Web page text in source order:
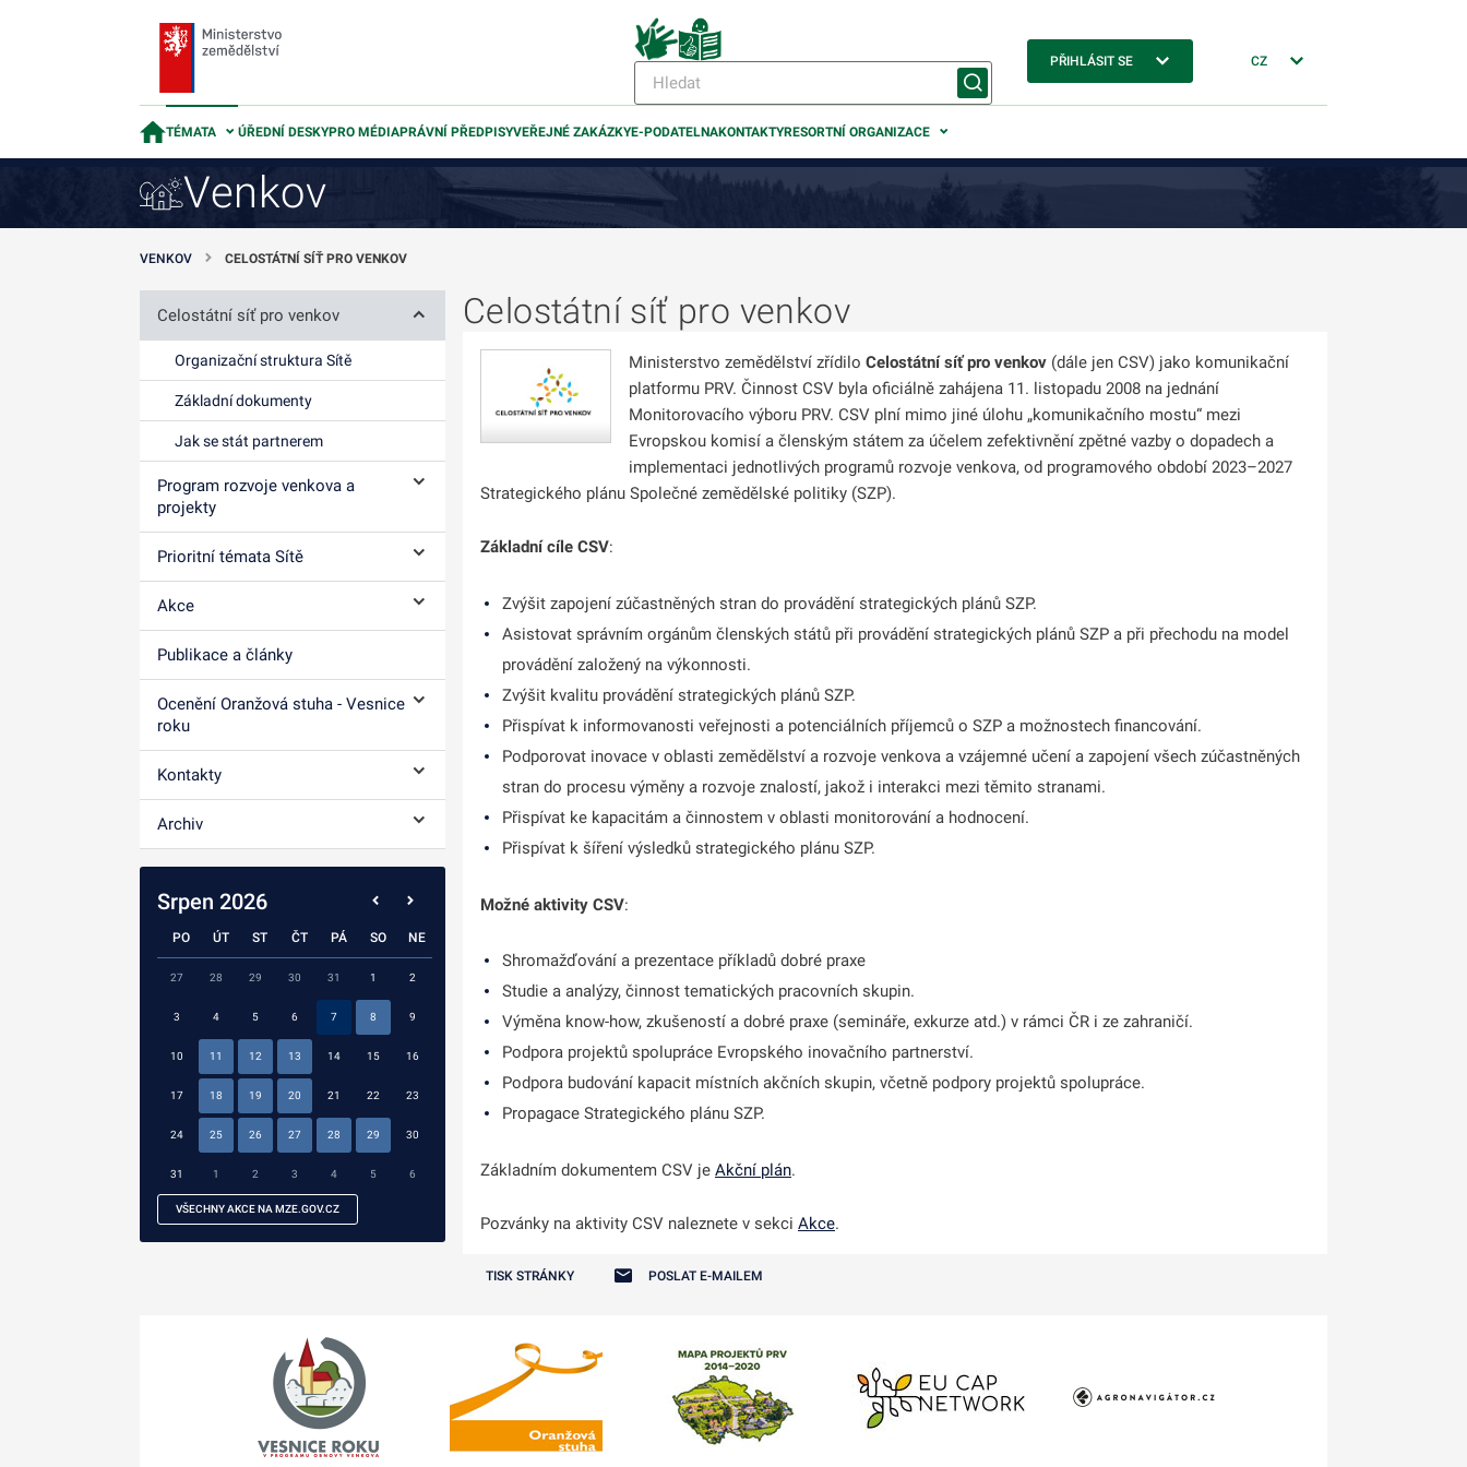
PŘIHLÁSIT SE CZ
TÉMATA ÚŘEDNÍ DESKYPRO MÉDIAPRÁVNÍ PŘEDPISYVEŘEJNÉ ZAKÁZKYE-PODATELNAKONTAKTYRESORTNÍ ORGANIZACE
Venkov
VENKOV CELOSTÁTNÍ SÍŤ PRO VENKOV
Celostátní síť pro venkov Ovládání podmenu
Organizační struktura Sítě
Základní dokumenty
Jak se stát partnerem
Program rozvoje venkova a
projekty
Ovládání podmenu
Prioritní témata Sítě
Akce Ovládání podmenu
Publikace a články
Ocenění Oranžová stuha - Vesnice
roku
Kontakty Ovládání podmenu
Archiv
Celostátní síť pro venkov
Ministerstvo zemědělství zřídilo Celostátní síť pro venkov (dále jen CSV) jako komunikační
platformu PRV. Činnost CSV byla oficiálně zahájena 11. listopadu 2008 na jednání
Monitorovacího výboru PRV. CSV plní mimo jiné úlohu „komunikačního mostu“ mezi
Evropskou komisí a členským státem za účelem zefektivnění zpětné vazby o dopadech a
implementaci jednotlivých programů rozvoje venkova, od programového období 2023–2027
Strategického plánu Společné zemědělské politiky (SZP).
Základní cíle CSV:
Zvýšit zapojení zúčastněných stran do provádění strategických plánů SZP.
Asistovat správním orgánům členských států při provádění strategických plánů SZP a při přechodu na model
provádění založený na výkonnosti.
Zvýšit kvalitu provádění strategických plánů SZP.
Přispívat k informovanosti veřejnosti a potenciálních příjemců o SZP a možnostech financování.
Podporovat inovace v oblasti zemědělství a rozvoje venkova a vzájemné učení a zapojení všech zúčastněných
stran do procesu výměny a rozvoje znalostí, jakož i interakci mezi těmito stranami.
Přispívat ke kapacitám a činnostem v oblasti monitorování a hodnocení.
Přispívat k šíření výsledků strategického plánu SZP.
Možné aktivity CSV:
Shromažďování a prezentace příkladů dobré praxe
Studie a analýzy, činnost tematických pracovních skupin.
Výměna know-how, zkušeností a dobré praxe (semináře, exkurze atd.) v rámci ČR i ze zahraničí.
Podpora projektů spolupráce Evropského inovačního partnerství.
Podpora budování kapacit místních akčních skupin, včetně podpory projektů spolupráce.
Propagace Strategického plánu SZP.
Základním dokumentem CSV je Akční plán.
Pozvánky na aktivity CSV naleznete v sekci Akce.
TISK STRÁNKY POSLAT E-MAILEM
Srpen 2026
PO ÚT ST ČT PÁ SO NE
27 28 29 30 31 1 2
3 4 5 6 7 8 9
10 11 12 13 14 15 16
17 18 19 20 21 22 23
24 25 26 27 28 29 30
31 1 2 3 4 5 6
VŠECHNY AKCE NA MZE.GOV.CZ